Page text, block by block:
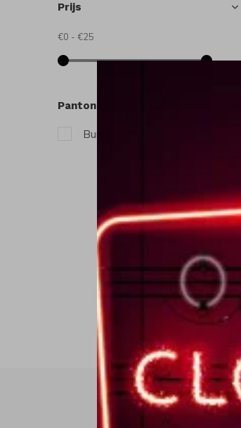
Prijs
€0 - €25
Pantone
Bureau accessoires